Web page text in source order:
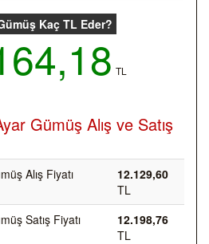
Kaç TL Eder?
TL
Gümüş Alış ve Satış
Alış Fiyatı
12.129,60
TL
Satış Fiyatı
12.198,76
TL